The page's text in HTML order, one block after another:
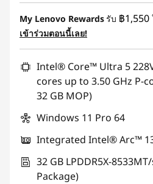
ประหยัดทันที :-฿23,862.00
การประหยัด eCoupon :
ใช้ eCoupon :88SALETH
My Lenovo Rewardsรับ ฿1,550
เข้าร่วมตอนนี้เลย!
Intel® Core™ Ultra 5
cores up to 3.50 GHz P-
32 GB MOP)
Windows 11 Pro 64
Integrated Intel® Arc™
32 GB LPDDR5X-
Package)